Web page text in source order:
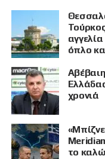
όπλο
χρονιά
το